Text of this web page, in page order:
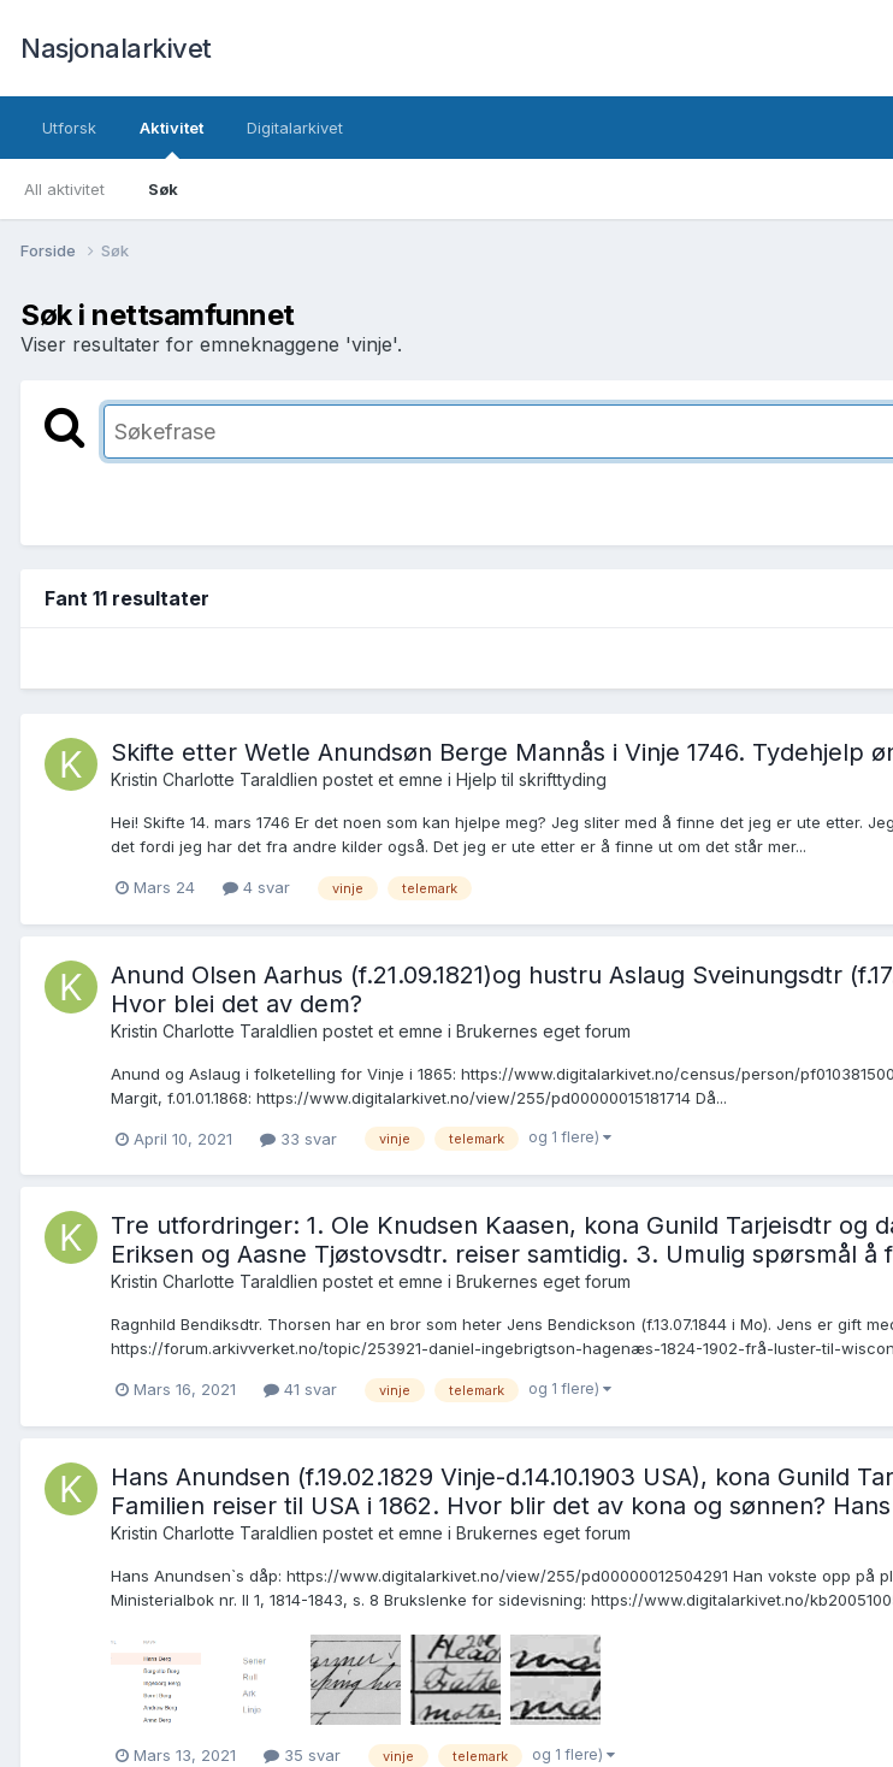
Nasjonalarkivet
Utforsk Aktivitet
All aktivitet Søk
Digitalarkivet
Forside Søk
Søk i nettsamfunnet
Viser resultater for emneknaggene 'vinje'.
Fant 11 resultater
Skifte etter Wetle Anundsøn Berge Mannås i Vinje 1746. Tydehjelp
Kristin Charlotte Taraldlien postet et emne i Hjelp til skrifttyding
Hei! Skifte 14. mars 1746 Er det noen som kan hjelpe meg? Jeg sliter med å finne det jeg er ute etter.
det fordi jeg har det fra andre kilder også. Det jeg er ute etter er å finne ut om det står mer...
Mars 24 4 svar vinje telemark
Anund Olsen Aarhus (f.21.09.1821)og hustru Aslaug Sveinungsdtr
Hvor blei det av dem?
Kristin Charlotte Taraldlien postet et emne i Brukernes eget forum
Anund og Aslaug i folketelling for Vinje i 1865: https://www.digitalarkivet.no/census/person/
Margit, f.01.01.1868: https://www.digitalarkivet.no/view/255/pd00000015181714 Då...
April 10, 2021 33 svar vinje telemark og 1 flere)
Tre utfordringer: 1. Ole Knudsen Kaasen, kona Gunild Tarjeisdtr og
Eriksen og Aasne Tjøstovsdtr. reiser samtidig. 3. Umulig spørsmål
Kristin Charlotte Taraldlien postet et emne i Brukernes eget forum
Ragnhild Bendiksdtr. Thorsen har en bror som heter Jens Bendickson (f.13.07.1844 i Mo). Jens er gift
https://forum.arkivverket.no/topic/253921-daniel-ingebrigtson-hagenæs-1824-1902-frå-luster-til-
Mars 16, 2021 41 svar vinje telemark og 1 flere)
Hans Anundsen (f.19.02.1829 Vinje-d.14.10.1903 USA), kona Gunild
Familien reiser til USA i 1862. Hvor blir det av kona og sønnen?
Kristin Charlotte Taraldlien postet et emne i Brukernes eget forum
Hans Anundsen`s dåp: https://www.digitalarkivet.no/view/255/pd00000012504291 Han vokste opp på
Ministerialbok nr. II 1, 1814-1843, s. 8 Brukslenke for sidevisning: https://www.digitalarkivet.no/
Mars 13, 2021 35 svar vinje telemark og 1 flere)